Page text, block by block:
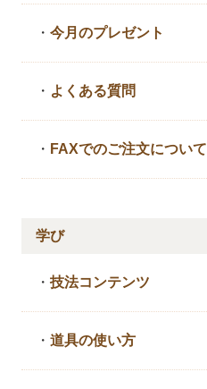
・今月のプレゼント
・ よくある質問
・ FAXでのご注文について
学び
・技法コンテンツ
・道具の使い方